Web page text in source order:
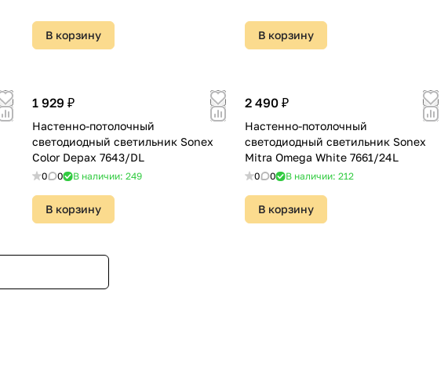
В корзину В корзину
1 929 ₽
Настенно-потолочный
светодиодный светильник Sonex
Color Depax 7643/DL
0 0 В наличии: 249
В корзину
2 490 ₽
Настенно-потолочный
светодиодный светильник Sonex
Mitra Omega White 7661/24L
0 0 В наличии: 212
В корзину